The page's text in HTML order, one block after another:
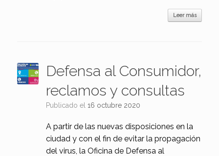
Leer más
Defensa al Consumidor,
reclamos y consultas
Publicado el 16 octubre 2020
A partir de las nuevas disposiciones en la
ciudad y con el fin de evitar la propagación
del virus, la Oficina de Defensa al